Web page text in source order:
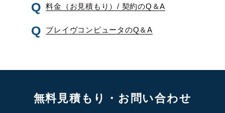
料金（お見積もり）/ 契約のQ＆A
ブレイヴコンピュータのQ＆A
無料見積もり・お問い合わせ